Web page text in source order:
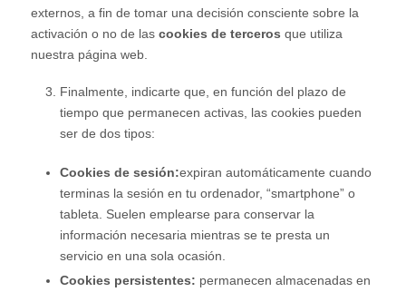
externos, a fin de tomar una decisión consciente sobre la
activación o no de lascookies de terceros que utiliza
nuestra página web.
Finalmente, indicarte que, en función del plazo de
tiempo que permanecen activas, las cookies pueden
ser de dos tipos:
Cookies de sesión:expiran automáticamente cuando
terminas la sesión en tu ordenador, “smartphone” o
tableta. Suelen emplearse para conservar la
información necesaria mientras se te presta un
servicio en una sola ocasión.
Cookies persistentes: permanecen almacenadas en